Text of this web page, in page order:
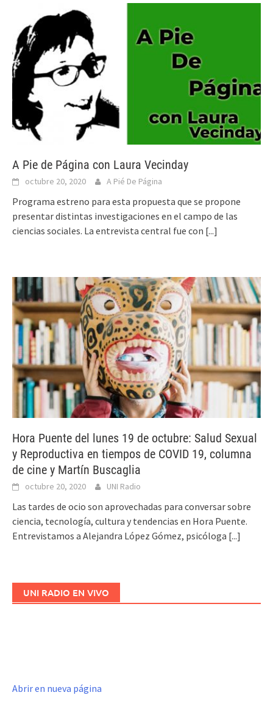
A Pie de Página con Laura Vecinday
octubre 20, 2020 A Pié De Página
Programa estreno para esta propuesta que se propone
presentar distintas investigaciones en el campo de las
ciencias sociales. La entrevista central fue con [...]
Hora Puente del lunes 19 de octubre: Salud Sexual
y Reproductiva en tiempos de COVID 19, columna
de cine y Martín Buscaglia
octubre 20, 2020 UNI Radio
Las tardes de ocio son aprovechadas para conversar sobre
ciencia, tecnología, cultura y tendencias en Hora Puente.
Entrevistamos a Alejandra López Gómez, psicóloga [...]
UNI RADIO EN VIVO
Abrir en nueva página